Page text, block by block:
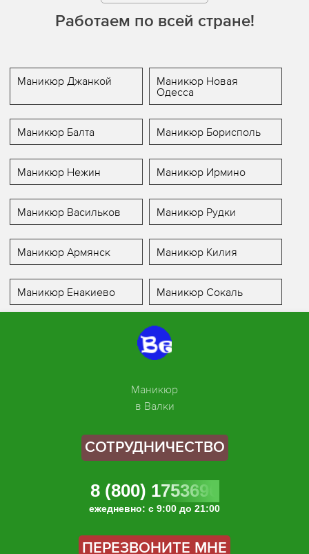
Работаем по всей стране!
Маникюр Джанкой
Маникюр Новая
Одесса
Маникюр Балта Маникюр Борисполь
Маникюр Нежин Маникюр Ирмино
Маникюр Васильков Маникюр Рудки
Маникюр Армянск Маникюр Килия
Маникюр Енакиево Маникюр Сокаль
Маникюр
в Валки
СОТРУДНИЧЕСТВО
8 (800) 1753696
ежедневно: с 9:00 до 21:00
ПЕРЕЗВОНИТЕ МНЕ